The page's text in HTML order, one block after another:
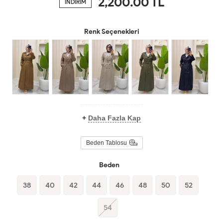
İNDİRİM
Renk Seçenekleri
+ Daha Fazla Kap
Beden Tablosu
Beden
38 40 42 44 46 48 50 52
54